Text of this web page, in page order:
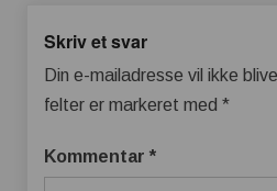
Skriv et svar
Din e-mailadresse vil ikke
felter er markeret med *
Kommentar *